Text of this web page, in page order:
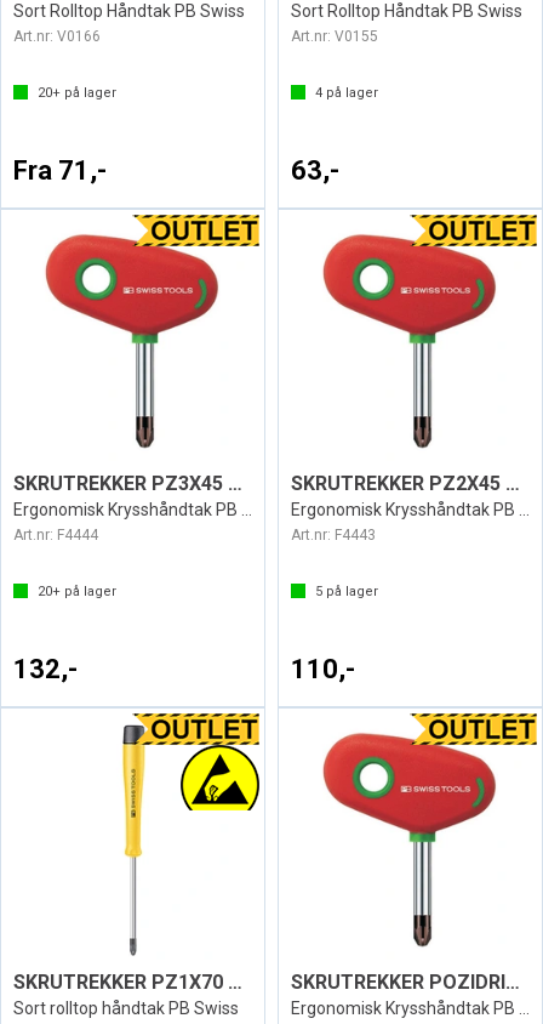
Sort Rolltop Håndtak PB Swiss
Art.nr: V0166
20+ på lager
Fra 71,-
Sort Rolltop Håndtak PB Swiss
Art.nr: V0155
4 på lager
63,-
SKRUTREKKER PZ3X45 SWISS 199
Art.nr: F4444
20+ på lager
132,-
SKRUTREKKER PZ2X45 SWISS 199
Art.nr: F4443
5 på lager
110,-
SKRUTREKKER PZ1X70 ESD1122
Sort rolltop håndtak PB Swiss
SKRUTREKKER POZIDRIV SWISS 199